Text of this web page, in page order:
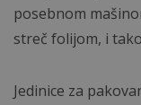
posebnom
streč folijom, i
Jedinice za